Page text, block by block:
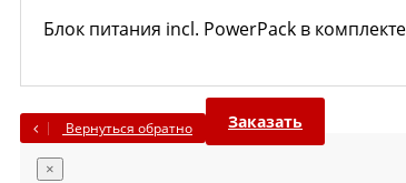
Блок питания incl. PowerPack в комплекте
Вернуться обратно Заказать
×